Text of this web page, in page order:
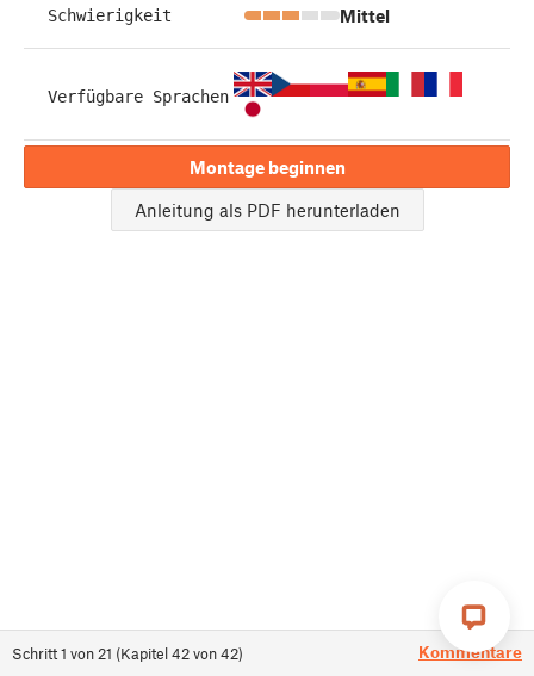
Schritt1 von 21 (Kapitel42von42) Kommentare
Schwierigkeit Mittel
Verfügbare Sprachen
Montage beginnen
Anleitung als PDF herunterladen